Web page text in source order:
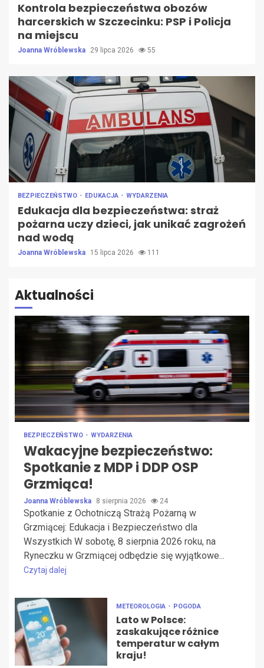
Kontrola bezpieczeństwa obozów
harcerskich w Szczecinku: PSP i Policja
na miejscu
Joanna Wróblewska 29 lipca 2026 55
BEZPIECZEŃSTWO EDUKACJA WYDARZENIA
Edukacja dla bezpieczeństwa: straż
pożarna uczy dzieci, jak unikać zagrożeń
nad wodą
Joanna Wróblewska 15 lipca 2026 111
Aktualności
BEZPIECZEŃSTWO WYDARZENIA
Wakacyjne bezpieczeństwo:
Spotkanie z MDP i DDP OSP
Grzmiąca!
Joanna Wróblewska 8 sierpnia 2026 24
Spotkanie z Ochotniczą Strażą Pożarną w
Grzmiącej: Edukacja i Bezpieczeństwo dla
Wszystkich W sobotę, 8 sierpnia 2026 roku, na
Ryneczku w Grzmiącej odbędzie się wyjątkowe...
Czytaj dalej
METEOROLOGIA POGODA
Lato w Polsce:
zaskakujące różnice
temperatur w całym
kraju!